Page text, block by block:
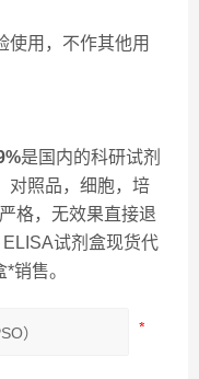
用，不作其他用
是国内的科研试剂
对照品，细胞，培
格，无效果直接退
试剂盒现货代
销售。